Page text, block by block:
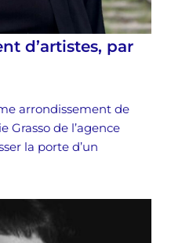
d’artistes, par
arrondissement de
Grasso de l’agence
la porte d’un